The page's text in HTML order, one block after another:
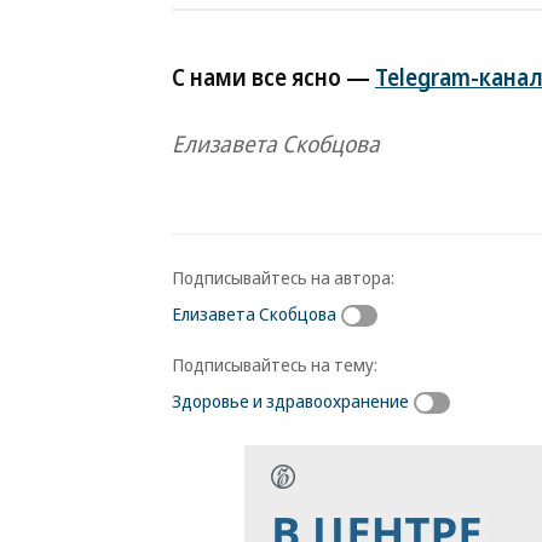
С нами все ясно — Telegram-
Елизавета Скобцова
Подписывайтесь на автора:
Елизавета Скобцова
Подписывайтесь на тему:
Здоровье и здравоохранение